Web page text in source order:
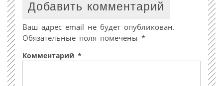
Добавить комментарий
Ваш адрес email не будет опубликован.
Обязательные поля помечены *
Комментарий *